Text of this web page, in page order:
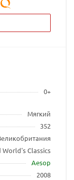
0+
Мягкий
352
Classics
Aesop
2008